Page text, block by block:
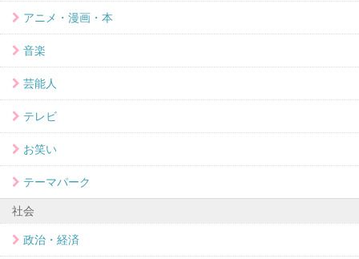
アニメ・漫画・本
音楽
芸能人
テレビ
お笑い
テーマパーク
社会
政治・経済